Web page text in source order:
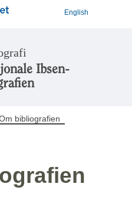
English
Ibsen-
bibliografien